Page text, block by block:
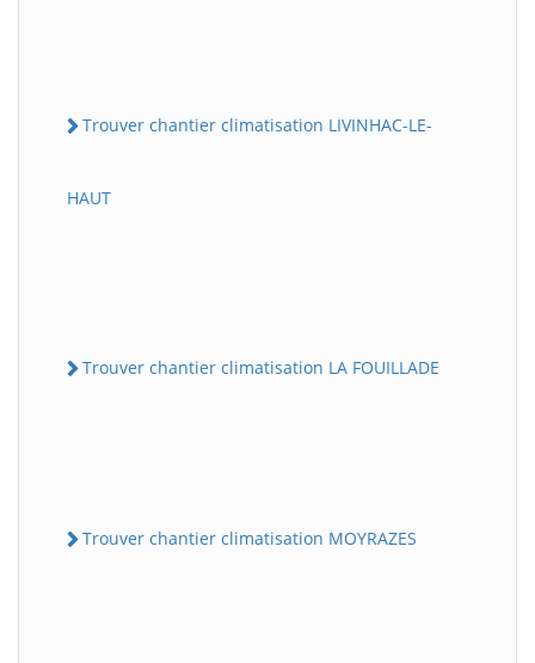
Trouver chantier climatisation LIVINHAC-LE-
HAUT
Trouver chantier climatisation LA FOUILLADE
Trouver chantier climatisation MOYRAZES